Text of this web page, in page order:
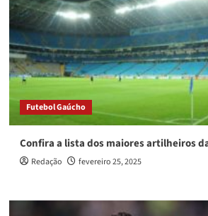
Futebol Gaúcho
Confira a lista dos maiores artilheiros
Redação fevereiro 25, 2025